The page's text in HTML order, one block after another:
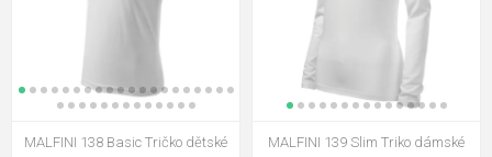
MALFINI 138 Basic Tričko dětské MALFINI 139 Slim Triko dámské